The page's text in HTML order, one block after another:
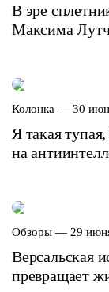
В эре
Максима
Колонка — 30
Я такая
на
Обзоры — 29
Версальская
превращает